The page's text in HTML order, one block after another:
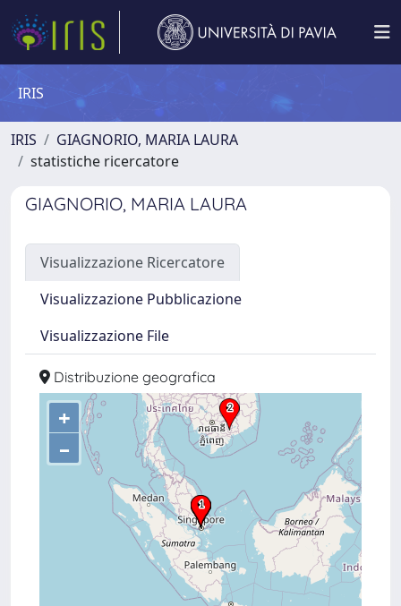
IRIS
IRIS
GIAGNORIO, MARIA LAURA
statistiche ricercatore
GIAGNORIO, MARIA LAURA
Visualizzazione Ricercatore
Visualizzazione Pubblicazione
Visualizzazione File
Distribuzione geografica
+
–